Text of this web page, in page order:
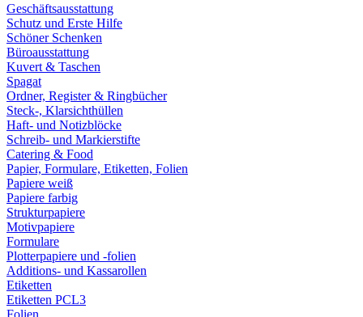
Geschäftsausstattung
Schutz und Erste Hilfe
Schöner Schenken
Büroausstattung
Kuvert & Taschen
Spagat
Ordner, Register & Ringbücher
Steck-, Klarsichthüllen
Haft- und Notizblöcke
Schreib- und Markierstifte
Catering & Food
Papier, Formulare, Etiketten, Folien
Papiere weiß
Papiere farbig
Strukturpapiere
Motivpapiere
Formulare
Plotterpapiere und -folien
Additions- und Kassarollen
Etiketten
Etiketten PCL3